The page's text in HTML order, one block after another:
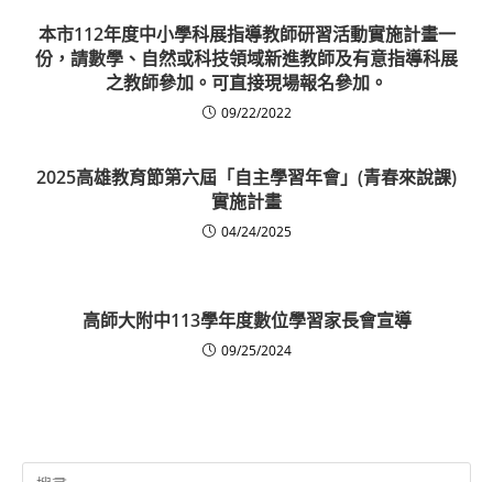
本市112年度中小學科展指導教師研習活動實施計畫一
份，請數學、自然或科技領域新進教師及有意指導科展
之教師參加。可直接現場報名參加。
09/22/2022
2025高雄教育節第六屆「自主學習年會」(青春來說課)
實施計畫
04/24/2025
高師大附中113學年度數位學習家長會宣導
09/25/2024
Search